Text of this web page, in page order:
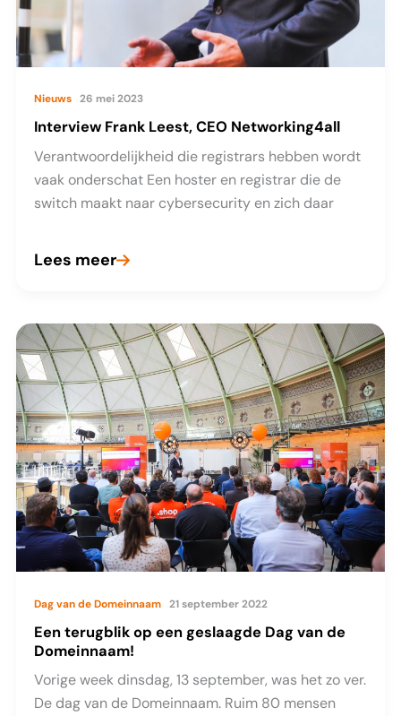
Nieuws 26 mei 2023
Interview Frank Leest, CEO Networking4all
Verantwoordelijkheid die registrars hebben wordt
vaak onderschat Een hoster en registrar die de
switch maakt naar cybersecurity en zich daar
Interview
Leest,
CEO
Networking4all
Lees meer
Dag van de Domeinnaam 21 september 2022
Een terugblik op een geslaagde Dag van de
Domeinnaam!
Vorige week dinsdag, 13 september, was het zo ver.
De dag van de Domeinnaam. Ruim 80 mensen